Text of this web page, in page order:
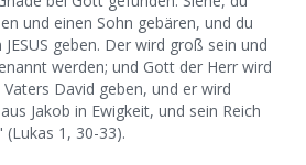
und einen Sohn gebären, und du
geben. Der wird groß sein und
werden; und Gott der Herr wird
David geben, und er wird
Jakob in Ewigkeit, und sein Reich
(Lukas 1, 30-33).